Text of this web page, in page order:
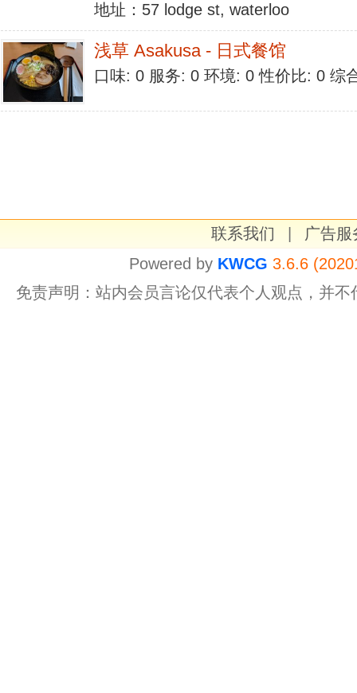
地址：57 lodge st, waterloo
浅草 Asakusa - 日式餐馆
口味: 0 服务: 0 环境: 0 性价比: 0 综
联系我们
广告服
Powered by KWCG 3.6.6
免责声明：站内会员言论仅代表个人观点，并